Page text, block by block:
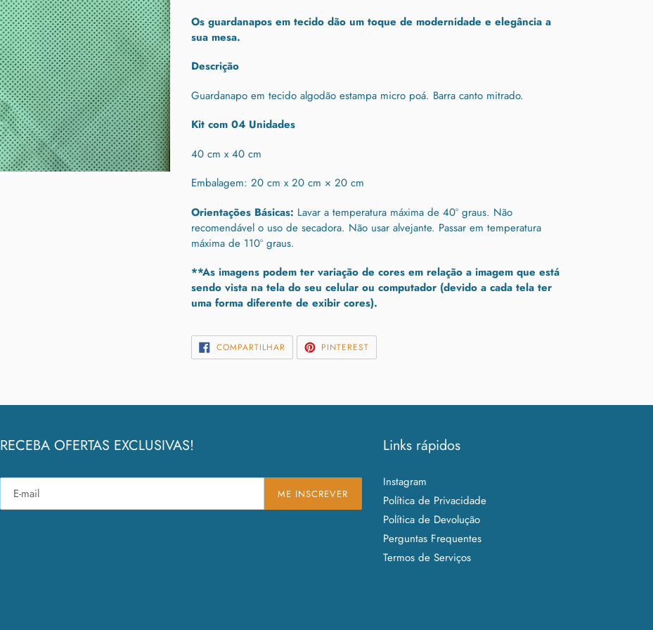
o
produto
ao
seu
carrinho
Os guardanapos em tecido dão um toque de modernidade e elegância a
sua mesa.
Descrição
Guardanapo em tecido algodão estampa micro poá. Barra canto mitrado.
Kit com 04 Unidades
40 cm x 40 cm
Embalagem: 20 cm x 20 cm × 20 cm
Orientações Básicas: Lavar a temperatura máxima de 40º graus. Não
recomendável o uso de secadora. Não usar alvejante. Passar em temperatura
máxima de 110º graus.
**As imagens podem ter variação de cores em relação a imagem que está
sendo vista na tela do seu celular ou computador (devido a cada tela ter
uma forma diferente de exibir cores).
COMPARTILHAR COMPARTILHAR
NO
FACEBOOK
PINTEREST
PIN
RECEBA OFERTAS EXCLUSIVAS!
ME INSCREVER
Links rápidos
Instagram
Política de Privacidade
Política de Devolução
Perguntas Frequentes
Termos de Serviços